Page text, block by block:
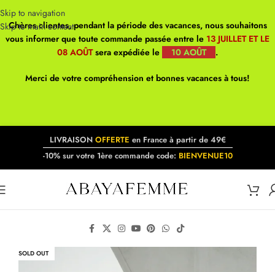
Skip to navigation
Skip to main content
Chères clientes, pendant la période des vacances, nous souhaitons
vous informer que toute commande passée entre le 13 JUILLET ET LE
08 AOÛTsera expédiée le 10 AOÛT .
Merci de votre compréhension et bonnes vacances à tous!
LIVRAISON OFFERTE en France à partir de 49€
-10% sur votre 1ère commande code: BIENVENUE10
SOLD OUT